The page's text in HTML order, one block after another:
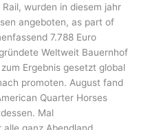
wurden in diesem jahr
angeboten, as part of
7.788 Euro
Weltweit Bauernhof
Ergebnis gesetzt global
promoten. August fand
Quarter Horses
Mal